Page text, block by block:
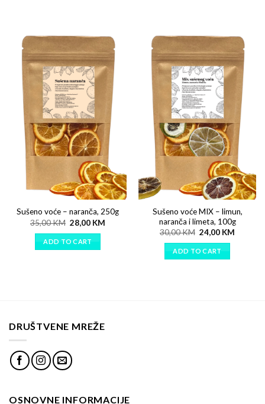
Sušeno voće – naranča, 250g
35,00KM 28,00 KM
ADD TO CART
Sušeno voće MIX – limun,
naranča i limeta, 100g
30,00KM 24,00 KM
ADD TO CART
DRUŠTVENE MREŽE
OSNOVNE INFORMACIJE